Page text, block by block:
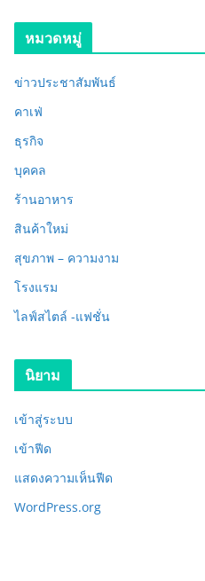
หมวดหมู่
ข่าวประชาสัมพันธ์
คาเฟ่
ธุรกิจ
บุคคล
ร้านอาหาร
สินค้าใหม่
สุขภาพ – ความงาม
โรงแรม
ไลฟ์สไตล์ -แฟชั่น
นิยาม
เข้าสู่ระบบ
เข้าฟีด
แสดงความเห็นฟีด
WordPress.org